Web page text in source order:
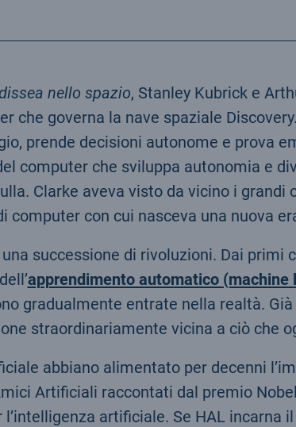
nello spazio, Stanley Kubrick e
che governa la nave spaziale
prende decisioni autonome e prova
computer che sviluppa autonomia e
Clarke aveva visto da vicino i
con cui nasceva una nuova
successione di rivoluzioni. Dai
apprendimento automatico
gradualmente entrate nella realtà.
straordinariamente vicina a ciò che
abbiano alimentato per decenni
Artificiali raccontati dal premio
artificiale. Se HAL incarna